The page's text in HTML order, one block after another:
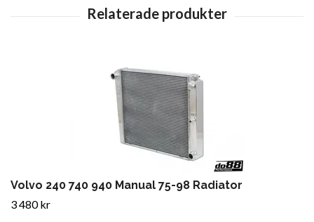
Volvo 240 740 940 Manual 75-98 Radiator
3 480 kr